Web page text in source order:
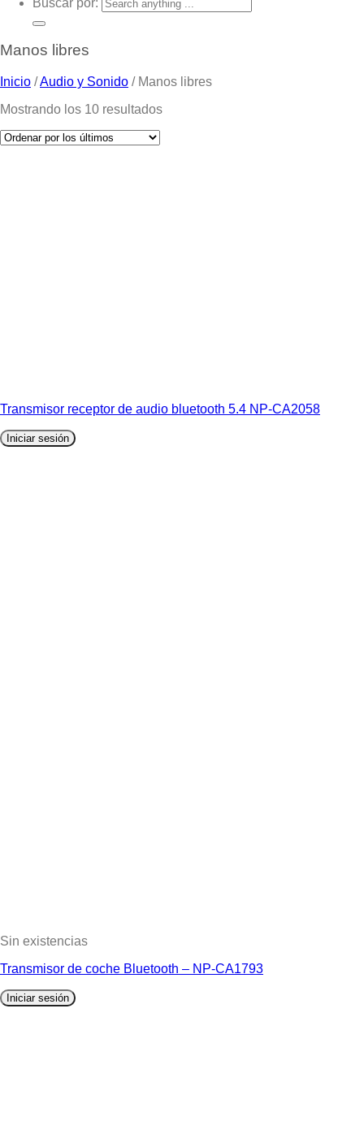
Manos libres
Inicio /Audio y Sonido /Manos libres
Mostrando los 10 resultados
Transmisor receptor de audio bluetooth 5.4 NP-CA2058
Iniciar sesión
Sin existencias
Transmisor de coche Bluetooth – NP-CA1793
Iniciar sesión